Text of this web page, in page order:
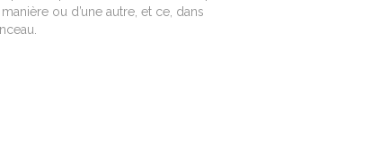
ou d’une autre, et ce, dans